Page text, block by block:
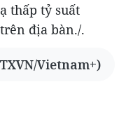
thấp tỷ suất
địa bàn./.
Vietnam+)